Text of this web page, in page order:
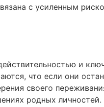
с усиленным
и
что если они
своего
родных личностей.